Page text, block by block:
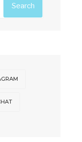
Search